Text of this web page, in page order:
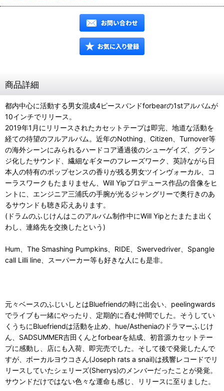
商品詳細
都内中心に活動する男女混成4ピースバンドforbearの1stアルバムが
10インチでリリース。
2019年1月にリリースされたカセットテープは即完、地道な活動を
経ての待望のフルアルバム。近年のNothing、Citizen、Turnover等
の海外シーンにみられるハードコア通過後のシューゲイズ、グラン
ジ化したサウンド、繊細なギターのフレーズワーク、英詩ながら日
本人の特有のポップセンスの香りが残る男女ツインヴォーカル、コ
ーラスワークもたまりません、Will Yipプロデュース作品の音像をヒ
ントに、エンジニア三浦氏の手腕が光るジャングリーで奥行きのあ
るサウンドも聴き応えあります。
(ドラムのふじけんはこのアルバム制作中にWill Yipとたまたま出く
わし、連絡先を交換したという)
Hum、The Smashing Pumpkins、RIDE、Swervedriver、Spangle
call Lilli line、スーパーカー等も好きな人にも是非。
元々ベースのふじいしとはBluefriendの時に出会い、peelingwards
でライブも一緒にやったり、定期的に呑む仲間でした。そうしてい
くうちにBluefriendは活動を止め、hue/Astheniaのドラマーふじけ
ん、SADSUMMER吉田くんとforbearを結成、初音源カセットテー
プに感動し、店にも入荷、即完売でした。そして後で発覚したんで
すが、ボーカルヨウコさん(Joseph rats a snail)は残響レコードでリ
リースしていたシェリーズ(Sherrys)のメンバーだったことが発覚。
サウンドだけではない色々な運命も感じ、リリースに至りました。